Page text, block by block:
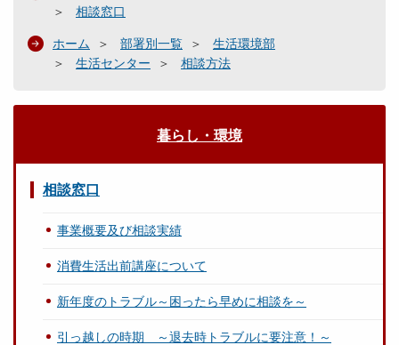
相談窓口
ホーム 部署別一覧
生活環境部
生活センター
相談方法
暮らし・環境
相談窓口
事業概要及び相談実績
消費生活出前講座について
新年度のトラブル～困ったら早めに相談を～
引っ越しの時期 ～退去時トラブルに要注意！～